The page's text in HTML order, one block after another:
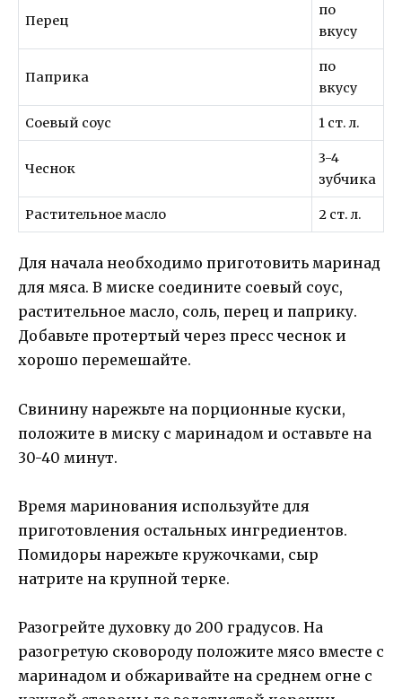
Перец
по
вкусу
Паприка
по
вкусу
Соевый соус 1 ст. л.
Чеснок
3-4
зубчика
Растительное масло 2 ст. л.
Для начала необходимо приготовить маринад
для мяса. В миске соедините соевый соус,
растительное масло, соль, перец и паприку.
Добавьте протертый через пресс чеснок и
хорошо перемешайте.
Свинину нарежьте на порционные куски,
положите в миску с маринадом и оставьте на
30-40 минут.
Время маринования используйте для
приготовления остальных ингредиентов.
Помидоры нарежьте кружочками, сыр
натрите на крупной терке.
Разогрейте духовку до 200 градусов. На
разогретую сковороду положите мясо вместе с
маринадом и обжаривайте на среднем огне с